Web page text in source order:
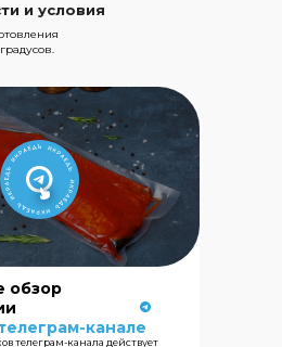
обзор
канале
и условия
телеграм-канала действует
магазинов